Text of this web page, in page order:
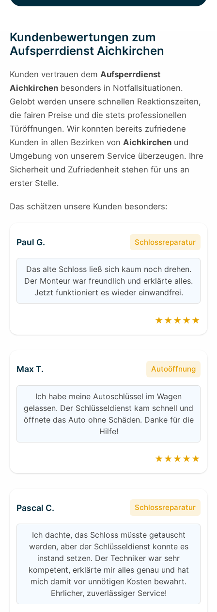
Kundenbewertungen zum
Aufsperrdienst Aichkirchen
Kunden vertrauen dem Aufsperrdienst
Aichkirchen besonders in Notfallsituationen.
Gelobt werden unsere schnellen Reaktionszeiten,
die fairen Preise und die stets professionellen
Türöffnungen. Wir konnten bereits zufriedene
Kunden in allen Bezirken von Aichkirchen und
Umgebung von unserem Service überzeugen. Ihre
Sicherheit und Zufriedenheit stehen für uns an
erster Stelle.
Das schätzen unsere Kunden besonders:
Paul G. Schlossreparatur
Das alte Schloss ließ sich kaum noch drehen.
Der Monteur war freundlich und erklärte alles.
Jetzt funktioniert es wieder einwandfrei.
★★★★★
Max T. Autoöffnung
Ich habe meine Autoschlüssel im Wagen
gelassen. Der Schlüsseldienst kam schnell und
öffnete das Auto ohne Schäden. Danke für die
Hilfe!
★★★★★
Pascal C. Schlossreparatur
Ich dachte, das Schloss müsste getauscht
werden, aber der Schlüsseldienst konnte es
instand setzen. Der Techniker war sehr
kompetent, erklärte mir alles genau und hat
mich damit vor unnötigen Kosten bewahrt.
Ehrlicher, zuverlässiger Service!